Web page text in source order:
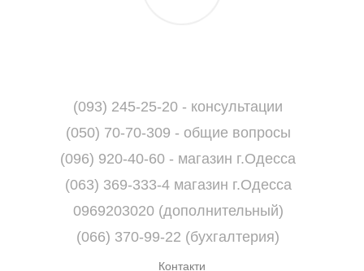
(093) 245-25-20 - консультации
(050) 70-70-309 - общие вопросы
(096) 920-40-60 - магазин г.Одесса
(063) 369-333-4 магазин г.Одесса
0969203020 (дополнительный)
(066) 370-99-22 (бухгалтерия)
Контакти